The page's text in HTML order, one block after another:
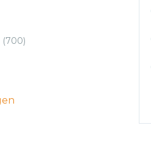
(700)